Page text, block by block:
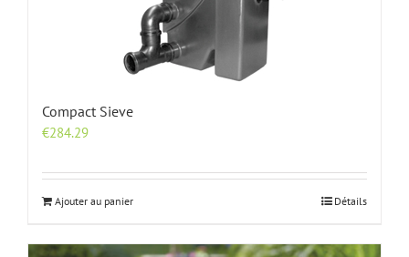
Compact Sieve
€284.29
Ajouter au panier Détails